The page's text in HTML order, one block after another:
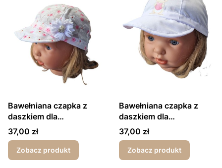
Bawełniana czapka z
daszkiem dla
dziewczynki wiązana z
tyłu kwiatki białe
Cena
37,00 zł
Zobacz produkt
Bawełniana czapka z
daszkiem dla
dziewczynki wiązana z
tyłu królik biały
Cena
37,00 zł
Zobacz produkt